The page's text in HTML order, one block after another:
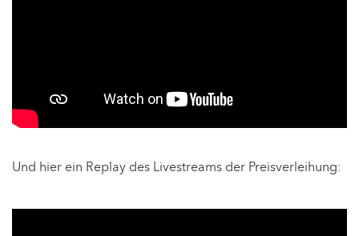
Und hier ein Replay des Livestreams der Preisverleihung: